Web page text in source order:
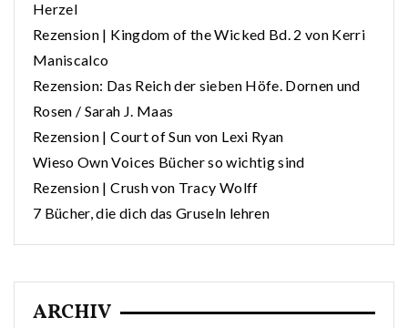
Herzel
Rezension | Kingdom of the Wicked Bd. 2 von Kerri
Maniscalco
Rezension: Das Reich der sieben Höfe. Dornen und
Rosen / Sarah J. Maas
Rezension | Court of Sun von Lexi Ryan
Wieso Own Voices Bücher so wichtig sind
Rezension | Crush von Tracy Wolff
7 Bücher, die dich das Gruseln lehren
ARCHIV